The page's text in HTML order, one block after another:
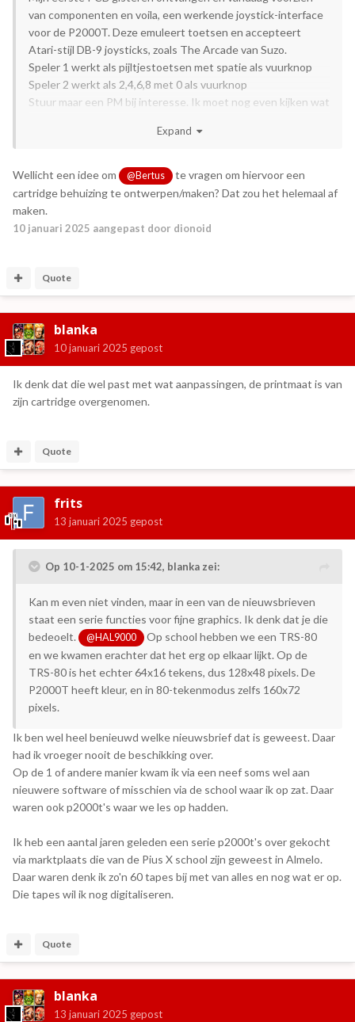
van componenten en voila, een werkende joystick-interface
voor de P2000T. Deze emuleert toetsen en accepteert
Atari-stijl DB-9 joysticks, zoals The Arcade van Suzo.
Speler 1 werkt als pijltjestoetsen met spatie als vuurknop
Speler 2 werkt als 2,4,6,8 met 0 als vuurknop
Stuur maar een PM bij interesse. Ik moet nog even kijken wat
Expand
Wellicht een idee om @Bertus
te vragen om hiervoor een
cartridge behuizing te ontwerpen/maken? Dat zou het helemaal af
maken.
10 januari 2025 aangepast door dionoid
Quote
blanka
10 januari 2025 gepost
Ik denk dat die wel past met wat aanpassingen, de printmaat is van
zijn cartridge overgenomen.
Quote
frits
13 januari 2025 gepost
Op 10-1-2025 om 15:42, blanka zei:
Kan m even niet vinden, maar in een van de nieuwsbrieven
staat een serie functies voor fijne graphics. Ik denk dat je die
bedeoelt.
@HAL9000
Op school hebben we een TRS-80
en we kwamen erachter dat het erg op elkaar lijkt. Op de
TRS-80 is het echter 64x16 tekens, dus 128x48 pixels. De
P2000T heeft kleur, en in 80-tekenmodus zelfs 160x72
pixels.
Ik ben wel heel benieuwd welke nieuwsbrief dat is geweest. Daar
had ik vroeger nooit de beschikking over.
Op de 1 of andere manier kwam ik via een neef soms wel aan
nieuwere software of misschien via de school waar ik op zat. Daar
waren ook p2000t's waar we les op hadden.
Ik heb een aantal jaren geleden een serie p2000t's over gekocht
via marktplaats die van de Pius X school zijn geweest in Almelo.
Daar waren denk ik zo'n 60 tapes bij met van alles en nog wat er op.
Die tapes wil ik nog digitaliseren.
Quote
blanka
13 januari 2025 gepost